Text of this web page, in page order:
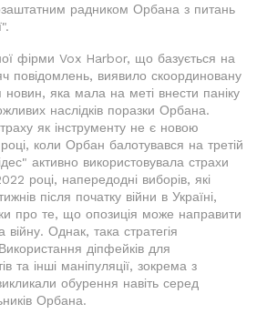
радником Орбана з питань
фірми Vox Harbor, що базується на
повідомлень, виявило скоординовану
яка мала на меті внести паніку
наслідків поразки Орбана.
як інструменту не є новою
коли Орбан балотувався на третій
активно використовувала страхи
році, напередодні виборів, які
після початку війни в Україні,
про те, що опозиція може направити
війну. Однак, така стратегія
діпфейків для
та інші маніпуляції, зокрема з
обурення навіть серед
Орбана.